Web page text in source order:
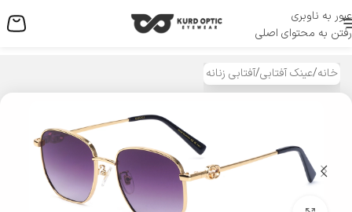
عبور به ناوبری
رفتن به محتوای اصلی
منو
خانه/عینک آفتابی/آفتابی زنانه